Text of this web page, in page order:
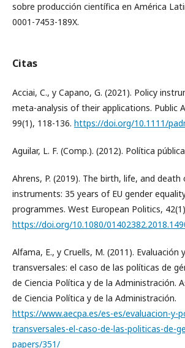
sobre producción científica en América
0001-7453-189X.
Citas
Acciai, C., y Capano, G. (2021). Policy
meta-analysis of their applications. Public
99(1), 118-136. https://doi.org/10.1111/
Aguilar, L. F. (Comp.). (2012). Política
Ahrens, P. (2019). The birth, life, and death
instruments: 35 years of EU gender
programmes. West European Politics,
https://doi.org/10.1080/
Alfama, E., y Cruells, M. (2011). Evaluación
transversales: el caso de las políticas de
de Ciencia Política y de la Administración.
de Ciencia Política y de la Administración.
https://www.aecpa.es/es-es/evaluacion-y-
transversales-el-caso-de-las-politicas-de-
papers/351/